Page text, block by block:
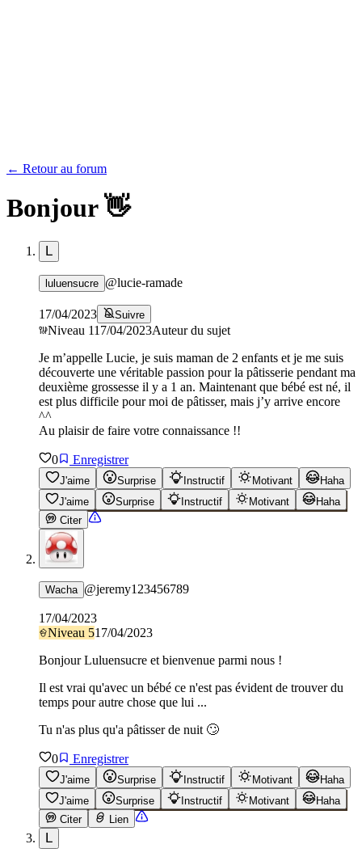
← Retour au forum
Bonjour 👋
L
luluensucre @lucie-ramade
17/04/2023 Suivre
Niveau 117/04/2023Auteur du sujet
Je m’appelle Lucie, je suis maman de 2 enfants et je me suis
découverte une véritable passion pour la pâtisserie pendant ma
deuxième grossesse il y a 1 an. Maintenant que bébé est né, il
est plus difficile pour moi de pâtisser, mais j’y arrive encore
^^
Au plaisir de faire votre connaissance !!
0 Enregistrer
J'aime Surprise Instructif Motivant
Haha
J'aime
Surprise Instructif Motivant
Haha
Citer
Wacha @jeremy123456789
17/04/2023
Niveau 517/04/2023
Bonjour Luluensucre et bienvenue parmi nous !
Il est vrai qu'avec un bébé ce n'est pas évident de trouver du
temps pour autre chose que lui ...
Tu n'as plus qu'a pâtisser de nuit 🙄
0 Enregistrer
J'aime Surprise Instructif Motivant
Haha
J'aime
Surprise Instructif Motivant
Haha
Citer
Lien
L